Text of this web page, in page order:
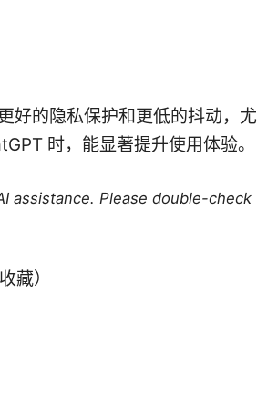
好的隐私保护和更低的抖动，尤
时，能显著提升使用体验。
assistance. Please double-check
藏）